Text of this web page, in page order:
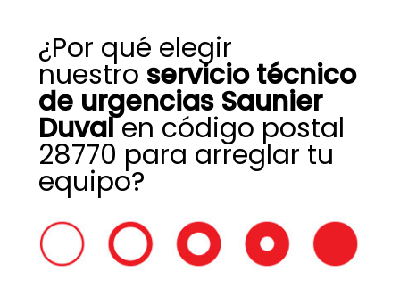
¿Por qué elegir
nuestro servicio técnico
de urgencias Saunier
Duvalen código postal
28770 para arreglar tu
equipo?